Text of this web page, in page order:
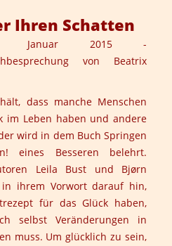
Ihren Schatten
Januar 2015 -
von Beatrix
dass manche Menschen
im Leben haben und andere
wird in dem Buch Springen
eines Besseren belehrt.
Leila Bust und Bjørn
in ihrem Vorwort darauf hin,
für das Glück haben,
selbst Veränderungen in
muss. Um glücklich zu sein,